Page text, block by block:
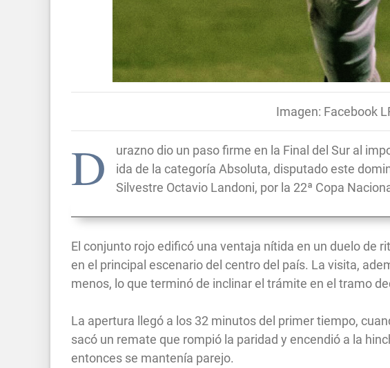
Imagen: Facebook
D
urazno dio un paso firme en la Final del Sur al
ida de la categoría Absoluta, disputado este
Silvestre Octavio Landoni, por la 22ª Copa
El conjunto rojo edificó una ventaja nítida en un duelo de
en el principal escenario del centro del país. La visita,
menos, lo que terminó de inclinar el trámite en el tramo
La apertura llegó a los 32 minutos del primer tiempo,
sacó un remate que rompió la paridad y encendió a la
entonces se mantenía parejo.